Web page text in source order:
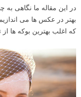
در این مقاله ما نگاهی
بهتر در عکس ها می
که اغلب بهترین بوکه ها